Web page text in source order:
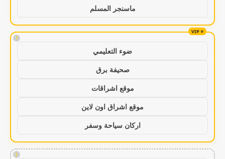
ماسنجر المسلم
!
ضوء التعليمي
صحيفة برق
موقع اشراقات
موقع اشراق اون لاين
اركان سياحة وسفر
!